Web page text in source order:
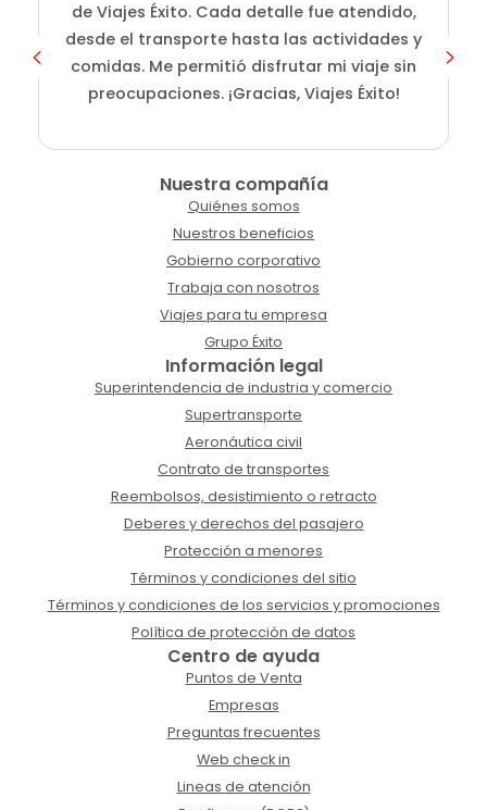
de Viajes Éxito. Cada detalle fue atendido,
desde el transporte hasta las actividades y
comidas. Me permitió disfrutar mi viaje sin
preocupaciones. ¡Gracias, Viajes Éxito!
Nuestra compañía
Quiénes somos
Nuestros beneficios
Gobierno corporativo
Trabaja con nosotros
Viajes para tu empresa
Grupo Éxito
Información legal
Superintendencia de industria y comercio
Supertransporte
Aeronáutica civil
Contrato de transportes
Reembolsos, desistimiento o retracto
Deberes y derechos del pasajero
Protección a menores
Términos y condiciones del sitio
Términos y condiciones de los servicios y promociones
Política de protección de datos
Centro de ayuda
Puntos de Venta
Empresas
Preguntas frecuentes
Web check in
Lineas de atención